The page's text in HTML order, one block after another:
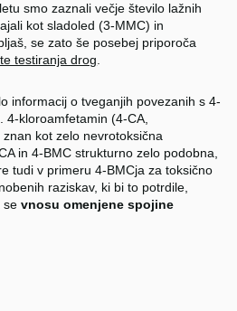
smo zaznali večje število lažnih
kot sladoled (3-MMC) in
se zato še posebej priporoča
testiranja drog
informacij o tveganjih povezanih s 4-
4-kloroamfetamin (4-CA,
kot zelo nevrotoksična
in 4-BMC strukturno zelo podobna,
tudi v primeru 4-BMCja za toksično
raziskav, ki bi to potrdile,
sevnosu omenjene spojine